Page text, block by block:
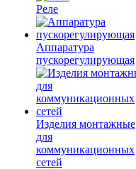
Реле
Аппаратура
пускорегулирующая
Изделия монтажные
для
коммуникационных
сетей